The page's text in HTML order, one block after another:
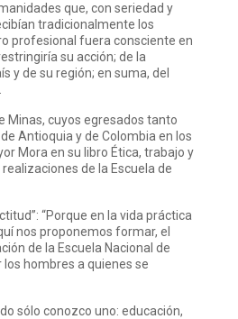
que, con seriedad y
tradicionalmente los
profesional fuera consciente en
su acción; de la
y de su región; en suma, del
Minas, cuyos egresados tanto
Antioquia y de Colombia en los
Mora en su libro Ética, trabajo y
de la Escuela de
“Porque en la vida práctica
nos proponemos formar, el
de la Escuela Nacional de
hombres a quienes se
sólo conozco uno: educación,